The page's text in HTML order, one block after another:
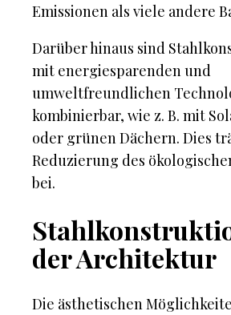
Emissionen als viele andere
Darüber hinaus sind
mit energiesparenden und
umweltfreundlichen
kombinierbar, wie z. B. mit
oder grünen Dächern. Dies
Reduzierung des
bei.
der Architektur
Die ästhetischen